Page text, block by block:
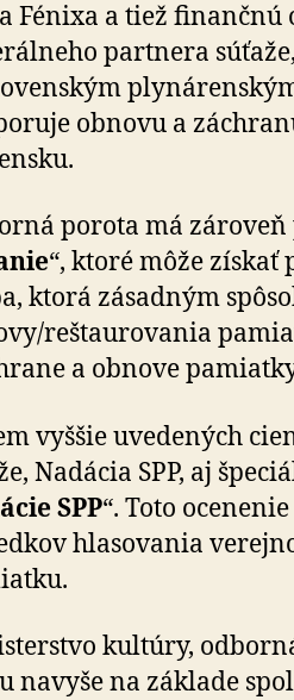
Fénixa a tiež finančnú
partnera
obnovu a
porota má
“, ktoré môže
ktorá zásadným
reštaurovania
a obnove
vyššie uvedených
Nadácia SPP, aj
SPP“. Toto
hlasovania
kultúry,
navyše na základe